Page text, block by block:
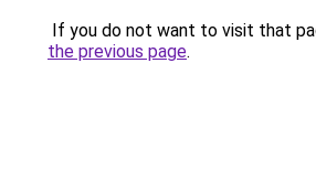
If you do not want to visit that
the previous page.